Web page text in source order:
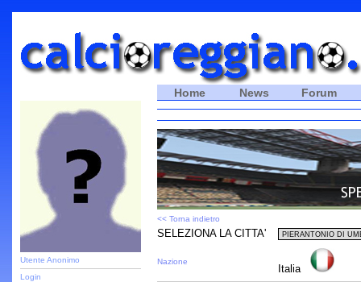
Utente Anonimo
Login
Home News Forum
<< Torna indietro
SELEZIONA LA CITTA'
Nazione
Italia